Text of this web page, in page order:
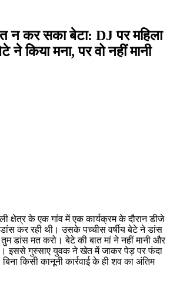
न कर सका बेटा: DJ पर महिला
ने किया मना, पर वो नहीं मानी
क्षेत्र के एक गांव में एक कार्यक्रम के दौरान डीजे
डांस कर रही थी। उसके पच्चीस वर्षीय बेटे ने डांस
डांस मत करो। बेटे की बात मां ने नहीं मानी और
इससे गुस्साए युवक ने खेत में जाकर पेड़ पर फंदा
किसी कानूनी कार्रवाई के ही शव का अंतिम